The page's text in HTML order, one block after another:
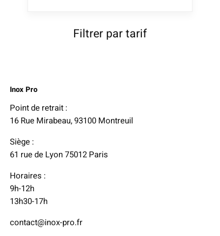
7
Filtrer par tarif
Inox Pro
Point de retrait :
16 Rue Mirabeau, 93100 Montreuil
Siège :
61 rue de Lyon 75012 Paris
Horaires :
9h-12h
13h30-17h
contact@inox-pro.fr